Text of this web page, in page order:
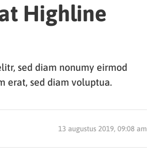
Highline
sed diam nonumy eirmod
erat, sed diam voluptua.
13 augustus 2019, 09:08 am